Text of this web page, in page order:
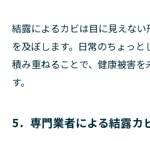
結露によるカビは目に見えな
を及ぼします。日常のちょっ
積み重ねることで、健康被害
す。
5．専門業者による結露カ